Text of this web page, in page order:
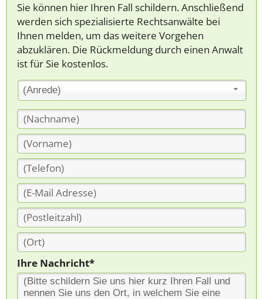
Sie können hier Ihren Fall schildern. Anschließend
werden sich spezialisierte Rechtsanwälte bei
Ihnen melden, um das weitere Vorgehen
abzuklären. Die Rückmeldung durch einen Anwalt
ist für Sie kostenlos.
(Anrede)
Ihre Nachricht*